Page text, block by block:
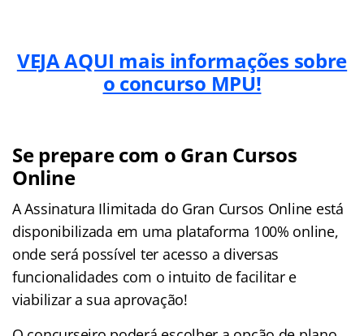
VEJA AQUI mais informações sobre
o concurso MPU!
Se prepare com o Gran Cursos
Online
A Assinatura Ilimitada do Gran Cursos Online está
disponibilizada em uma plataforma 100% online,
onde será possível ter acesso a diversas
funcionalidades com o intuito de facilitar e
viabilizar a sua aprovação!